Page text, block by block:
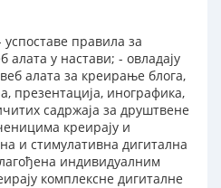
правила за
у настави; - овладају
алата за креирање блога,
презентација, инографика,
садржаја за друштвене
креирају и
и стимулативна дигитална
индивидуалним
комплексне дигиталне